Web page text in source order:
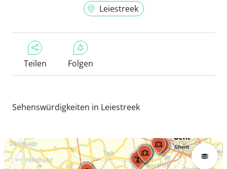
Leiestreek
Teilen Folgen
Sehenswürdigkeiten in Leiestreek